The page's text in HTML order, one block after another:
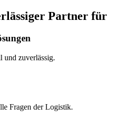
Partner für
und zuverlässig.
Fragen der Logistik.